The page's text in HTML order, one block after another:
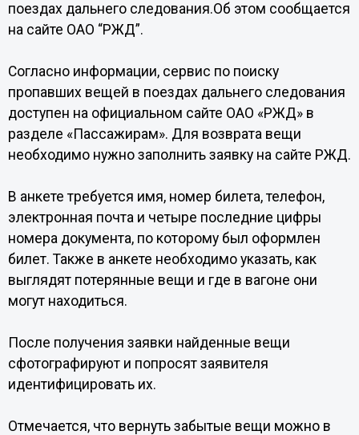
поездах дальнего следования.Об этом сообщается
на сайте ОАО “РЖД”.
Согласно информации, сервис по поиску
пропавших вещей в поездах дальнего следования
доступен на официальном сайте ОАО «РЖД» в
разделе «Пассажирам». Для возврата вещи
необходимо нужно заполнить заявку на сайте РЖД.
В анкете требуется имя, номер билета, телефон,
электронная почта и четыре последние цифры
номера документа, по которому был оформлен
билет. Также в анкете необходимо указать, как
выглядят потерянные вещи и где в вагоне они
могут находиться.
После получения заявки найденные вещи
сфотографируют и попросят заявителя
идентифицировать их.
Отмечается, что вернуть забытые вещи можно в